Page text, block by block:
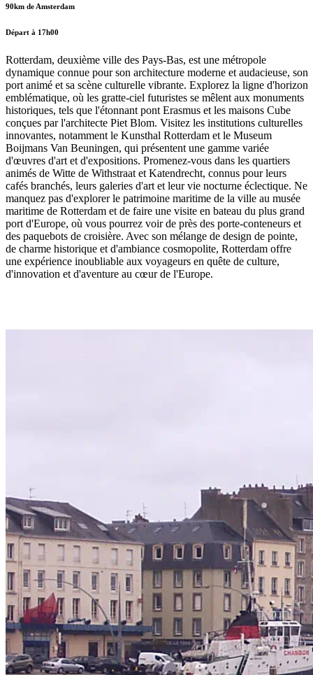
90km de Amsterdam
Départ à 17h00
Rotterdam, deuxième ville des Pays-Bas, est une métropole
dynamique connue pour son architecture moderne et audacieuse, son
port animé et sa scène culturelle vibrante. Explorez la ligne d'horizon
emblématique, où les gratte-ciel futuristes se mêlent aux monuments
historiques, tels que l'étonnant pont Erasmus et les maisons Cube
conçues par l'architecte Piet Blom. Visitez les institutions culturelles
innovantes, notamment le Kunsthal Rotterdam et le Museum
Boijmans Van Beuningen, qui présentent une gamme variée
d'œuvres d'art et d'expositions. Promenez-vous dans les quartiers
animés de Witte de Withstraat et Katendrecht, connus pour leurs
cafés branchés, leurs galeries d'art et leur vie nocturne éclectique. Ne
manquez pas d'explorer le patrimoine maritime de la ville au musée
maritime de Rotterdam et de faire une visite en bateau du plus grand
port d'Europe, où vous pourrez voir de près des porte-conteneurs et
des paquebots de croisière. Avec son mélange de design de pointe,
de charme historique et d'ambiance cosmopolite, Rotterdam offre
une expérience inoubliable aux voyageurs en quête de culture,
d'innovation et d'aventure au cœur de l'Europe.